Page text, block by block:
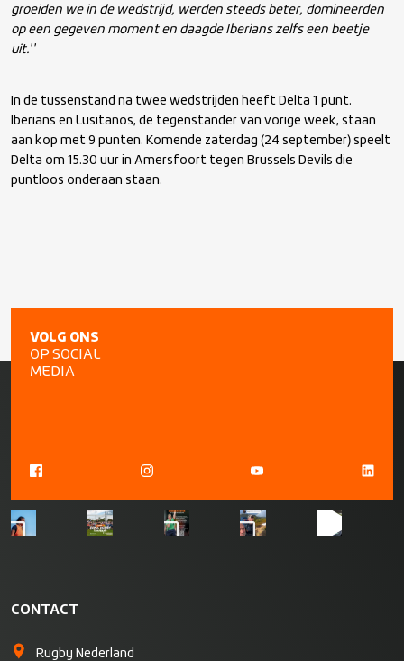
groeiden we in de wedstrijd, werden steeds beter, domineerden
op een gegeven moment en daagde Iberians zelfs een beetje
uit.’’
In de tussenstand na twee wedstrijden heeft Delta 1 punt.
Iberians en Lusitanos, de tegenstander van vorige week, staan
aan kop met 9 punten. Komende zaterdag (24 september) speelt
Delta om 15.30 uur in Amersfoort tegen Brussels Devils die
puntloos onderaan staan.
VOLG ONS
OP SOCIAL
MEDIA
CONTACT
Rugby Nederland